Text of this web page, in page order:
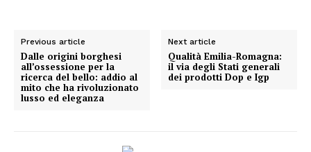
Previous article
Dalle origini borghesi
all’ossessione per la
ricerca del bello: addio al
mito che ha rivoluzionato
lusso ed eleganza
Next article
Qualità Emilia-Romagna:
il via degli Stati generali
dei prodotti Dop e Igp